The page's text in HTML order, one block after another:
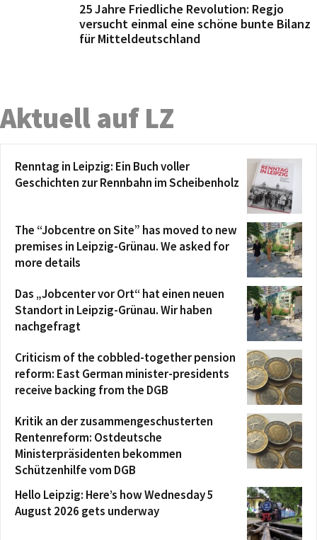
25 Jahre Friedliche Revolution: Regjo
versucht einmal eine schöne bunte Bilanz
für Mitteldeutschland
Aktuell auf LZ
Renntag in Leipzig: Ein Buch voller
Geschichten zur Rennbahn im Scheibenholz
The “Jobcentre on Site” has moved to new
premises in Leipzig-Grünau. We asked for
more details
Das „Jobcenter vor Ort“ hat einen neuen
Standort in Leipzig-Grünau. Wir haben
nachgefragt
Criticism of the cobbled-together pension
reform: East German minister-presidents
receive backing from the DGB
Kritik an der zusammengeschusterten
Rentenreform: Ostdeutsche
Ministerpräsidenten bekommen
Schützenhilfe vom DGB
Hello Leipzig: Here’s how Wednesday 5
August 2026 gets underway